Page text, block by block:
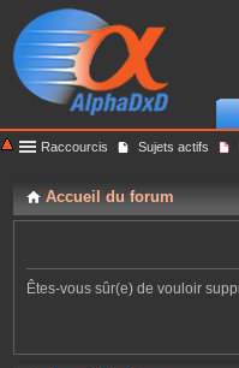
Raccourcis Sujets actifs
Accueil du forum
Êtes-vous sûr(e) de vouloir